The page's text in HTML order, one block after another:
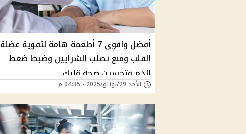
أفضل واقوى 7 أطعمة هامة لتقوية عضلة
القلب ومنع تصلب الشرايين وضبط ضغط
الدم وتحسين صحة قلبك
الأحد 29/يونيو/2025 - 04:35 م